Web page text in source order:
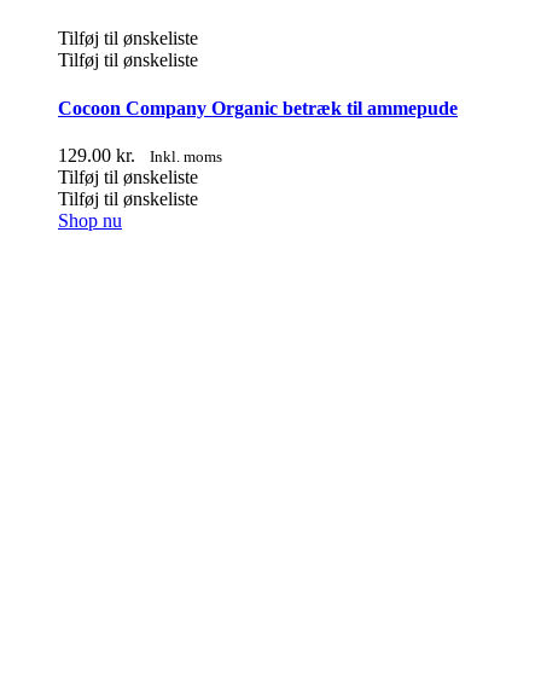
Tilføj til ønskeliste
Tilføj til ønskeliste
Cocoon Company Organic betræk til ammepude
129.00 kr. Inkl. moms
Tilføj til ønskeliste
Tilføj til ønskeliste
Shop nu